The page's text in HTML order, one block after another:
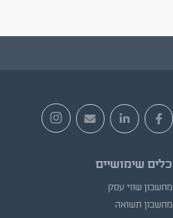
כלים שימושיים
מחשבון שווי עסק
מחשבון תשואה